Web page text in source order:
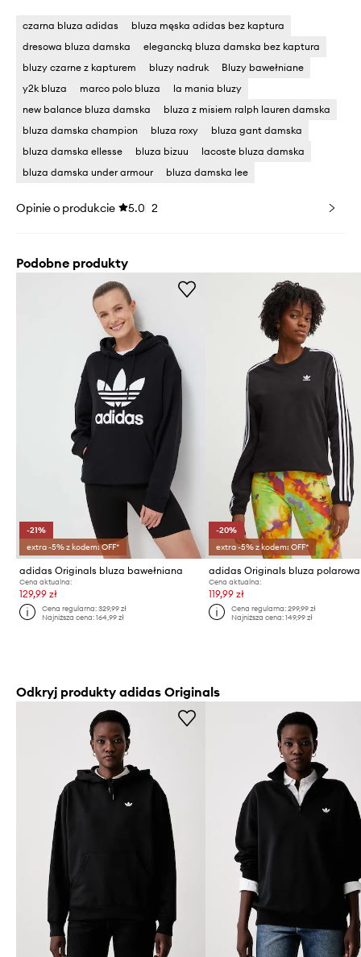
czarna bluza adidas
bluza męska adidas bez kaptura
dresowa bluza damska
elegancką bluza damska bez kaptura
bluzy czarne z kapturem
bluzy nadruk
Bluzy bawełniane
y2k bluza
marco polo bluza
la mania bluzy
new balance bluza damska
bluza z misiem ralph lauren damska
bluza damska champion
bluza roxy
bluza gant damska
bluza damska ellesse
bluza bizuu
lacoste bluza damska
bluza damska under armour
bluza damska lee
Opinie o produkcie 5.0 2
Podobne produkty
-21%
extra -5% z kodem: OFF*
adidas Originals bluza bawełniana
Cena aktualna:
129,99 zł
Cena regularna:329,99 zł
Najniższa cena:164,99 zł
-20%
extra -5% z kodem: OFF*
adidas Originals bluza polarowa
Cena aktualna:
119,99 zł
Cena regularna: 299,99 zł
Najniższa cena: 149,99 zł
Odkryj produkty adidas Originals